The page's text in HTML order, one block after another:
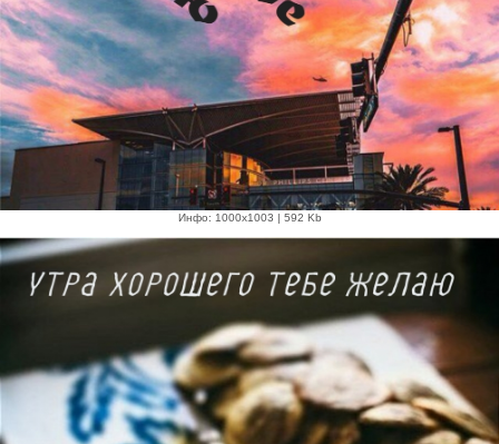
Инфо: 1000х1003 | 592 Kb